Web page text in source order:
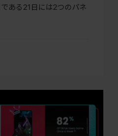
ある21日には2つのパネ